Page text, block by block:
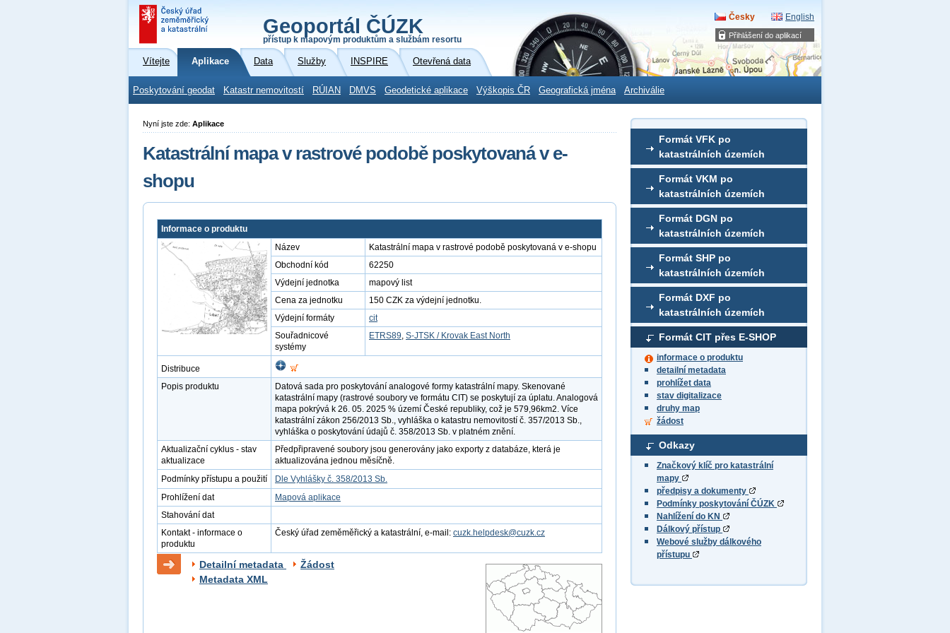
Přihlášení do aplikací
Geoportál ČÚZK
přístup k mapovým produktům a službám resortu
Česky English
Vítejte Aplikace Data Služby INSPIRE Otevřená data
Poskytování geodat Katastr nemovitostí RÚIAN DMVS Geodetické aplikace Výškopis ČR Geografická jména Archiválie
Formát VFK po
katastrálních územích
Formát VKM po
katastrálních územích
Formát DGN po
katastrálních územích
Formát SHP po
katastrálních územích
Formát DXF po
katastrálních územích
Formát CIT přes E-SHOP
informace o produktu
detailní metadata
prohlížet data
stav digitalizace
druhy map
žádost
Odkazy
Značkový klíč pro katastrální
mapy
předpisy a dokumenty
Podmínky poskytování ČÚZK
Nahlížení do KN
Dálkový přístup
Webové služby dálkového
přístupu
Nyní jste zde: Aplikace
Katastrální mapa v rastrové podobě poskytovaná v e-
shopu
Informace o produktu
Název
Katastrální mapa v rastrové podobě poskytovaná v e-shopu
Obchodní kód
62250
Výdejní jednotka
mapový list
Cena za jednotku
150 CZK za výdejní jednotku.
Výdejní formáty
cit
Souřadnicové
systémy
ETRS89, S-JTSK / Krovak East North
Distribuce
Popis produktu
Datová sada pro poskytování analogové formy katastrální mapy. Skenované
katastrální mapy (rastrové soubory ve formátu CIT) se poskytují za úplatu. Analogová
mapa pokrývá k 26. 05. 2025 % území České republiky, což je 579,96km2. Více
katastrální zákon 256/2013 Sb., vyhláška o katastru nemovitostí č. 357/2013 Sb.,
vyhláška o poskytování údajů č. 358/2013 Sb. v platném znění.
Aktualizační cyklus - stav
aktualizace
Předpřipravené soubory jsou generovány jako exporty z databáze, která je
aktualizována jednou měsíčně.
Podmínky přístupu a použití
Dle Vyhlášky č. 358/2013 Sb.
Prohlížení dat
Mapová aplikace
Stahování dat
Kontakt - informace o
produktu
Český úřad zeměměřický a katastrální, e-mail: cuzk.helpdesk@cuzk.cz
Detailní metadata
Žádost
Metadata XML